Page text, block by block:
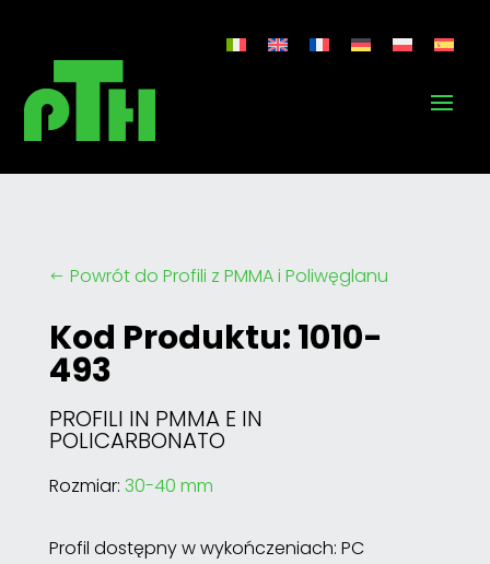
# Powrót do Profili z PMMA i Poliwęglanu
Kod Produktu: 1010-
493
PROFILI IN PMMA E IN
POLICARBONATO
Rozmiar: 30-40 mm
Profil dostępny w wykończeniach: PC